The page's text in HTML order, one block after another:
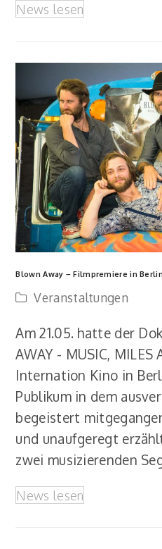
News lesen
Blown Away – Filmpremiere in Berlin
Veranstaltungen
Am 21.05. hatte der
AWAY - MUSIC, MILES
Internation Kino in
Publikum in dem
begeistert
und unaufgeregt
zwei musizierenden
News lesen